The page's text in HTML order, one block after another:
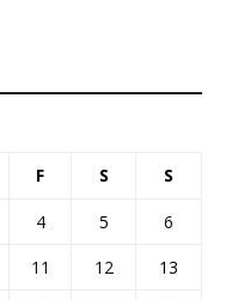
F S S
4 5
6
11 12
13